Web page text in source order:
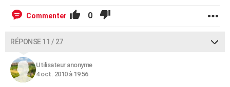
Commenter 0
RÉPONSE 11 / 27
Utilisateur anonyme
4 oct. 2010 à 19:56